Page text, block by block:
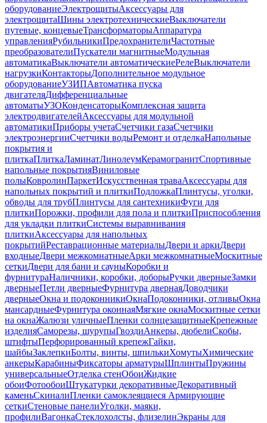
оборудованиеЭлектрощитыАксессуары для
электрощитаШины электротехническиеВыключатели
путевые, концевыеТрансформаторыАппаратура
управленияРубильникиПредохранителиЧастотные
преобразователиПускатели магнитныеМодульная
автоматикаВыключатели автоматическиеРелеВыключатели
нагрузкиКонтакторыДополнительное модульное
оборудованиеУЗИПАвтоматика пуска
двигателяДифференциальные
автоматыУЗОКонденсаторыКомплексная защита
электродвигателейАксессуары для модульной
автоматикиПриборы учетаСчетчики газаСчетчики
электроэнергииСчетчики водыРемонт и отделкаНапольные
покрытия и
плиткаПлиткаЛаминатЛинолеумКерамогранитСпортивные
напольные покрытияВиниловые
полыКовролинПаркетИскусственная траваАксессуары для
напольных покрытий и плиткиПодложкаПлинтусы, уголки,
обводы для трубПлинтусы для сантехникиФуги для
плиткиПорожки, профили для пола и плиткиПриспособления
для укладки плиткиСистемы выравнивания
плиткиАксессуары для напольных
покрытийРеставрационные материалыДвери и аркиДвери
входныеДвери межкомнатныеАрки межкомнатныеМоскитные
сеткиДвери для бани и сауныКоробки и
фурнитураНаличники, коробки, доборыРучки дверныеЗамки
дверныеПетли дверныеФурнитура двернаяДоводчики
дверныеОкна и подоконникиОкнаПодоконники, отливыОкна
мансардныеФурнитура оконнаяМягкие окнаМоскитные сетки
на окнаЖалюзи уличныеПленки солнцезащитныеКрепежные
изделияСаморезы, шурупыГвоздиАнкеры, дюбелиСкобы,
штифтыПерфорированный крепежГайки,
шайбыЗаклепкиБолты, винты, шпилькиХомутыХимические
анкерыКарабиныФиксаторы арматурыШплинтыПружины
универсальныеОтделка стенОбоиЖидкие
обоиФотообоиШтукатурки декоративныеДекоративный
каменьСкиналиПленки самоклеящиеся Армирующие
сеткиСтеновые панелиУголки, маяки,
профилиВагонкаСтеклохолсты, флизелинЭкраны для